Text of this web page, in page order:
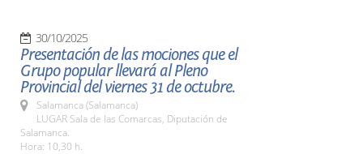
30/10/2025
Presentación de las mociones que el
Grupo popular llevará al Pleno
Provincial del viernes 31 de octubre.
Salamanca (Salamanca)
LUGAR Sala de las Comarcas, Diputación de
Salamanca.
Hora: 10,30 h.